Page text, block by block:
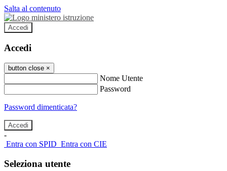
Salta al contenuto
Accedi
Accedi
button close ×
Nome Utente
Password
Password dimenticata?
-
Entra con SPID Entra con CIE
Seleziona utente